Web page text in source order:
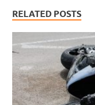
RELATED POSTS